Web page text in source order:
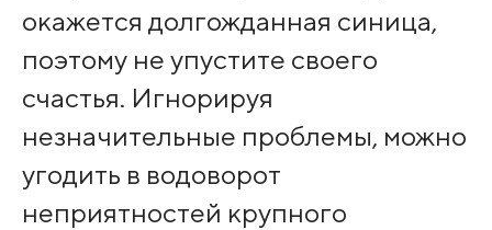
окажется долгожданная синица,
поэтому не упустите своего
счастья. Игнорируя
незначительные проблемы, можно
угодить в водоворот
неприятностей крупного